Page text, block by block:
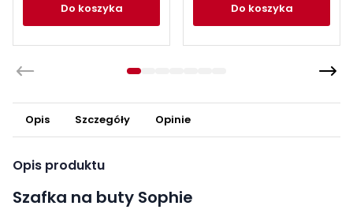
do koszyka do koszyka
Opis Szczegóły Opinie
Opis produktu
Szafka na buty Sophie